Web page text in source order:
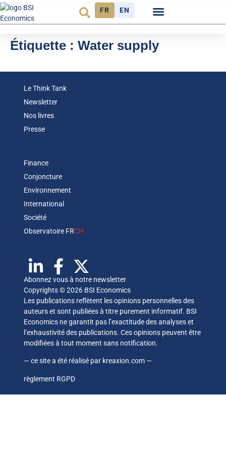
FR EN
Étiquette : Water supply
Le Think Tank
Newsletter
Nos livres
Presse
Finance
Conjoncture
Environnement
International
Société
Observatoire FRCH
Abonnez vous à notre newsletter
Copyrights © 2026 BSI Economics
Les publications reflètent les opinions personnelles des
auteurs et sont publiées à titre purement informatif. BSI
Economics ne garantit pas l’exactitude des analyses et
l’exhaustivité des publications. Ces opinions peuvent être
modifiées à tout moment sans notification.
— ce site a été réalisé par kreaxion.com —
règlement RGPD